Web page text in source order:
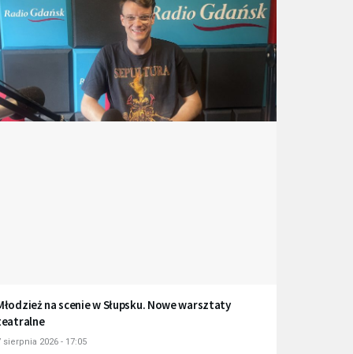
na scenie w Słupsku. Nowe warsztaty
sierpnia 2026 - 17:05